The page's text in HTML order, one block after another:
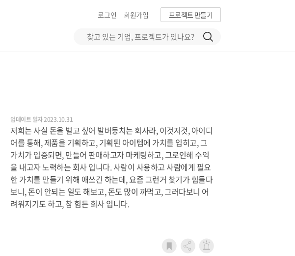
프로젝트 만들기
회원가입
|
로그인
업데이트 일자 2023.10.31
저희는 사실 돈을 벌고 싶어 발버둥치는 회사라, 이것저것, 아이디
어를 통해, 제품을 기획하고, 기획된 아이템에 가치를 입히고, 그
가치가 입증되면, 만들어 판매하고자 마케팅하고, 그로인해 수익
을 내고자 노력하는 회사 입니다. 사람이 사용하고 사람에게 필요
한 가치를 만들기 위해 애쓰긴 하는데, 요즘 그런거 찾기가 힘들다
보니, 돈이 안되는 일도 해보고, 돈도 많이 까먹고, 그러다보니 어
려워지기도 하고, 참 힘든 회사 입니다.